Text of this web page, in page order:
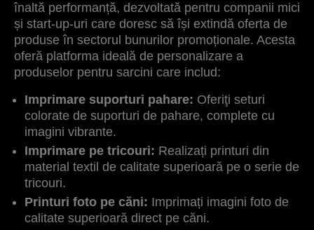
înaltă performanță, dezvoltată pentru companii mici
și start-up-uri care doresc să își extindă oferta de
produse în sectorul bunurilor promoționale. Acesta
oferă platforma ideală de personalizare a
produselor pentru sarcini care includ:
Imprimare suporturi pahare: Oferiţi seturi
colorate de suporturi de pahare, complete cu
imagini vibrante.
Imprimare pe tricouri: Realizați printuri din
material textil de calitate superioară pe o serie de
tricouri.
Printuri foto pe căni: Imprimați imagini foto de
calitate superioară direct pe căni.